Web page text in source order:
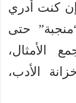
إن كنت أدري
حتى
الأمثال،
الأدب،